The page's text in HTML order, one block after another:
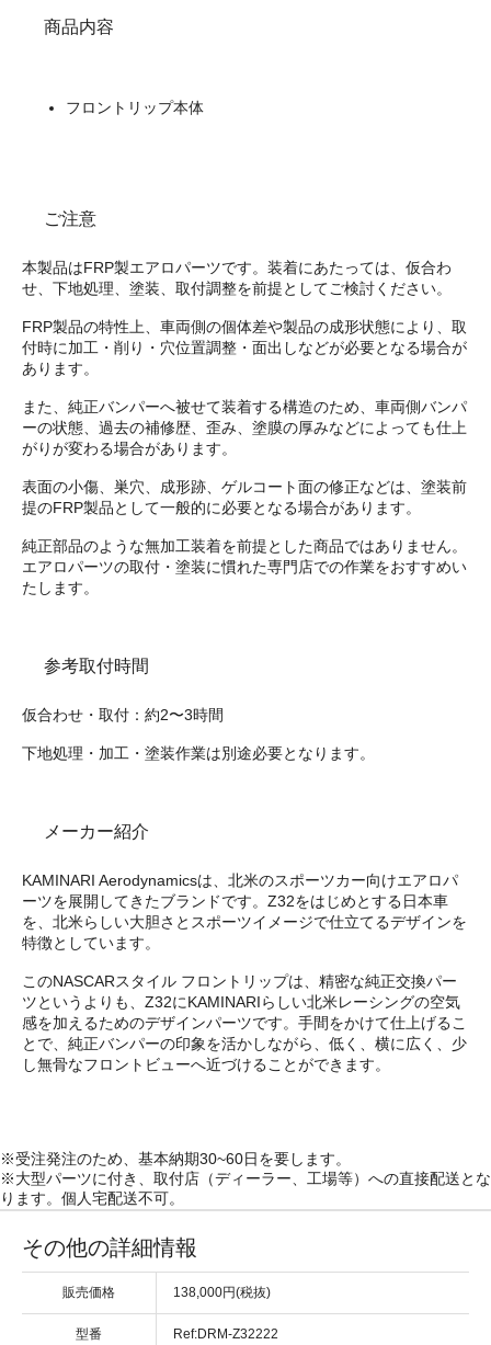
商品内容
フロントリップ本体
ご注意
本製品はFRP製エアロパーツです。装着にあたっては、仮合わ
せ、下地処理、塗装、取付調整を前提としてご検討ください。
FRP製品の特性上、車両側の個体差や製品の成形状態により、取
付時に加工・削り・穴位置調整・面出しなどが必要となる場合が
あります。
また、純正バンパーへ被せて装着する構造のため、車両側バンパ
ーの状態、過去の補修歴、歪み、塗膜の厚みなどによっても仕上
がりが変わる場合があります。
表面の小傷、巣穴、成形跡、ゲルコート面の修正などは、塗装前
提のFRP製品として一般的に必要となる場合があります。
純正部品のような無加工装着を前提とした商品ではありません。
エアロパーツの取付・塗装に慣れた専門店での作業をおすすめい
たします。
参考取付時間
仮合わせ・取付：約2〜3時間
下地処理・加工・塗装作業は別途必要となります。
メーカー紹介
KAMINARI Aerodynamicsは、北米のスポーツカー向けエアロパ
ーツを展開してきたブランドです。Z32をはじめとする日本車
を、北米らしい大胆さとスポーツイメージで仕立てるデザインを
特徴としています。
このNASCARスタイル フロントリップは、精密な純正交換パー
ツというよりも、Z32にKAMINARIらしい北米レーシングの空気
感を加えるためのデザインパーツです。手間をかけて仕上げるこ
とで、純正バンパーの印象を活かしながら、低く、横に広く、少
し無骨なフロントビューへ近づけることができます。
※受注発注のため、基本納期30~60日を要します。
※大型パーツに付き、取付店（ディーラー、工場等）への直接配送とな
ります。個人宅配送不可。
その他の詳細情報
販売価格 138,000円(税抜)
型番 Ref:DRM-Z32222